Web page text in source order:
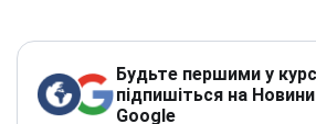
Будьте першими у
підпишіться на
Google